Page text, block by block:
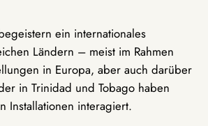
ein internationales
Ländern – meist im Rahmen
in Europa, aber auch darüber
in Trinidad und Tobago haben
Installationen interagiert.